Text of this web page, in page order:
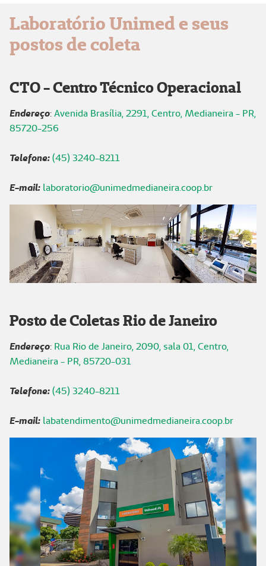
Laboratório Unimed e seus
postos de coleta
CTO - Centro Técnico Operacional
Endereço:Avenida Brasília, 2291, Centro, Medianeira - PR,
85720-256
Telefone:(45) 3240-8211
E-mail: laboratorio@unimedmedianeira.coop.br
Posto de Coletas Rio de Janeiro
Endereço: Rua Rio de Janeiro, 2090, sala 01, Centro,
Medianeira - PR, 85720-031
Telefone:(45) 3240-8211
E-mail: labatendimento@unimedmedianeira.coop.br